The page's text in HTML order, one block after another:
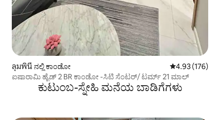
ลุมพินี ನಲ್ಲಿ ಕಾಂಡೋ 5 ರಲ್ಲಿ 4.93
4.93 (176)
ಐಷಾರಾಮಿ ಹೈಡ್ 2 BR ಕಾಂಡೋ -ಸಿಟಿ ಸೆಂಟರ್/ ಟರ್ಮ್ 21 ಮಾಲ್
ಕುಟುಂಬ-ಸ್ನೇಹಿ ಮನೆಯ ಬಾಡಿಗೆಗಳು